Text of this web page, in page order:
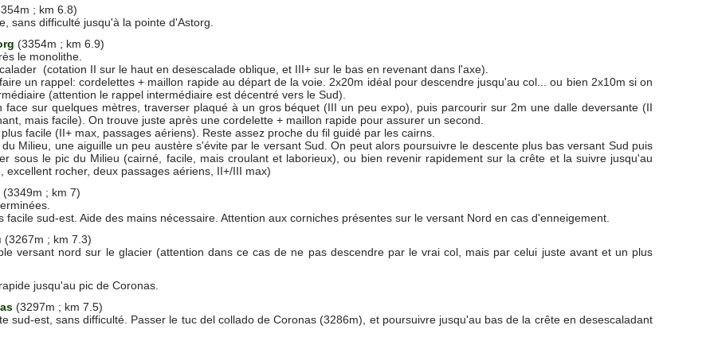
; km 6.8)
sans difficulté jusqu'à la pointe d'Astorg.
(3354m ; km 6.9)
le monolithe.
(cotation II sur le haut en desescalade oblique, et III+ sur le bas en revenant dans l'axe).
un rappel: cordelettes + maillon rapide au départ de la voie. 2x20m idéal pour descendre jusqu'au col... ou bien 2x10m si on
(attention le rappel intermédiaire est décentré vers le Sud).
face sur quelques mètres, traverser plaqué à un gros béquet (III un peu expo), puis parcourir sur 2m une dalle deversante (II
mais facile). On trouve juste après une cordelette + maillon rapide pour assurer un second.
facile (II+ max, passages aériens). Reste assez proche du fil guidé par les cairns.
Milieu, une aiguille un peu austère s'évite par le versant Sud. On peut alors poursuivre le descente plus bas versant Sud puis
sous le pic du Milieu (cairné, facile, mais croulant et laborieux), ou bien revenir rapidement sur la crête et la suivre jusqu'au
excellent rocher, deux passages aériens, II+/III max)
(3349m ; km 7)
facile sud-est. Aide des mains nécessaire. Attention aux corniches présentes sur le versant Nord en cas d'enneigement.
(3267m ; km 7.3)
versant nord sur le glacier (attention dans ce cas de ne pas descendre par le vrai col, mais par celui juste avant et un plus
jusqu'au pic de Coronas.
(3297m ; km 7.5)
sud-est, sans difficulté. Passer le tuc del collado de Coronas (3286m), et poursuivre jusqu'au bas de la crête en desescaladant